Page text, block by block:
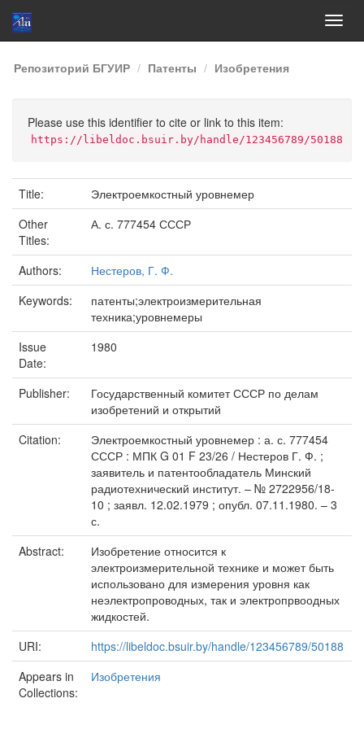
Skip
navigation
Репозиторий БГУИР Патенты Изобретения
Please use this identifier to cite or link to this item:
https://libeldoc.bsuir.by/handle/123456789/50188
Title:
Электроемкостный уровнемер
Other
Titles:
А. с. 777454 СССР
Authors:
Нестеров, Г. Ф.
Keywords:
патенты;электроизмерительная
техника;уровнемеры
Issue
Date:
1980
Publisher:
Государственный комитет СССР по делам
изобретений и открытий
Citation:
Электроемкостный уровнемер : а. с. 777454
СССР : МПК G 01 F 23/26 / Нестеров Г. Ф. ;
заявитель и патентообладатель Минский
радиотехнический институт. – № 2722956/18-
10 ; заявл. 12.02.1979 ; опубл. 07.11.1980. – 3
с.
Abstract:
Изобретение относится к
электроизмерительной технике и может быть
использовано для измерения уровня как
неэлектропроводных, так и электропрвоодных
жидкостей.
URI:
https://libeldoc.bsuir.by/handle/123456789/50188
Appears in
Collections:
Изобретения